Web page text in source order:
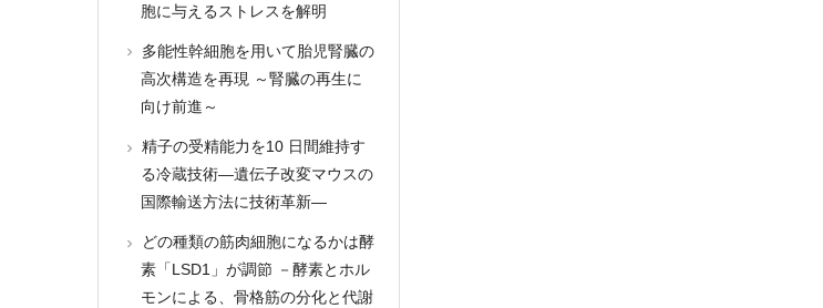
胞に与えるストレスを解明
多能性幹細胞を用いて胎児腎臓の
高次構造を再現 ～腎臓の再生に
向け前進～
精子の受精能力を10 日間維持す
る冷蔵技術―遺伝子改変マウスの
国際輸送方法に技術革新―
どの種類の筋肉細胞になるかは酵
素「LSD1」が調節 －酵素とホル
モンによる、骨格筋の分化と代謝